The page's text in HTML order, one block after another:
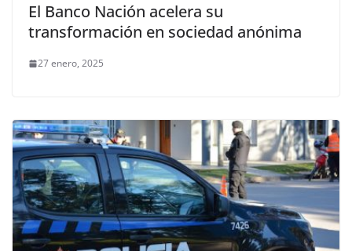
El Banco Nación acelera su
transformación en sociedad anónima
27 enero, 2025